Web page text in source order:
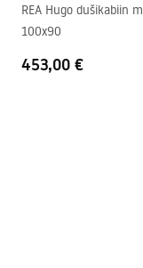
Ühenduste
Garantii
shower_set.pdf
REA Hugo dušikabiin
100x90
453,00 €